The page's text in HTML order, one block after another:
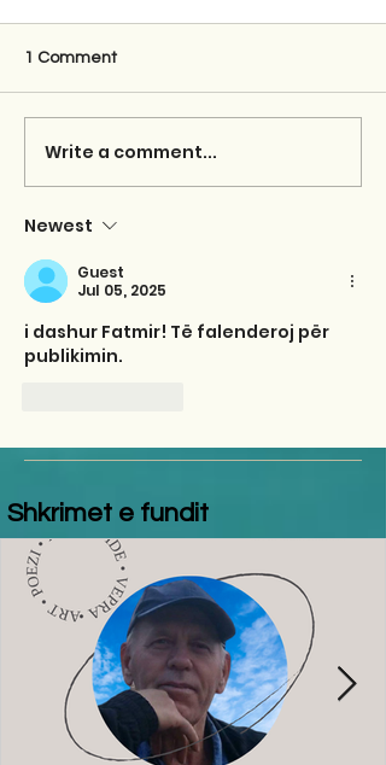
1 Comment
Write a comment...
Newest
Guest
Jul 05, 2025
i dashur Fatmir! Të falenderoj për
publikimin.
Shkrimet e fundit